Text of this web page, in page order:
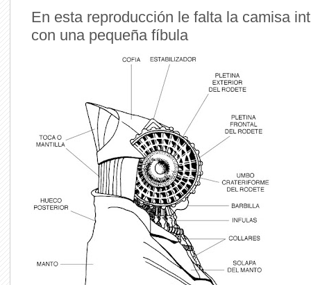
En esta reproducción le falta la camisa
con una pequeña fíbula